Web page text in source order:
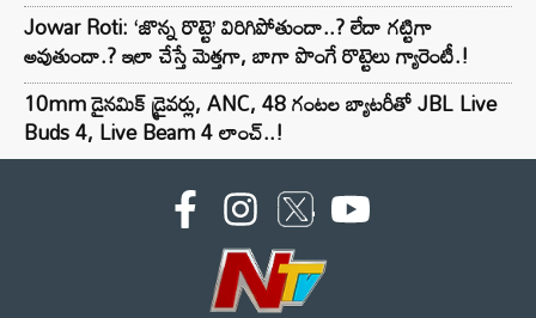
Jowar Roti: ‘జొన్న రొట్టె’ విరిగిపోతుందా..? లేదా గట్టిగా
అవుతుందా.? ఇలా చేస్తే మెత్తగా, బాగా పొంగే రొట్టెలు గ్యారెంటీ.!
10mm డైనమిక్ డ్రైవర్లు, ANC, 48 గంటల బ్యాటరీతో JBL Live
Buds 4, Live Beam 4 లాంచ్..!